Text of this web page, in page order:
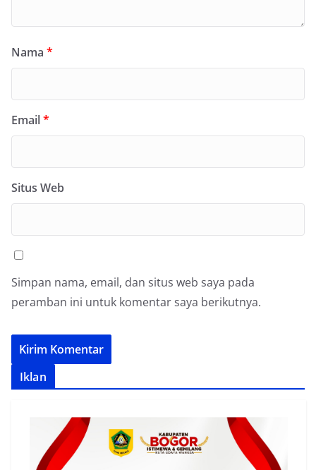
Nama *
Email*
Situs Web
Simpan nama, email, dan situs web saya pada
peramban ini untuk komentar saya berikutnya.
Iklan